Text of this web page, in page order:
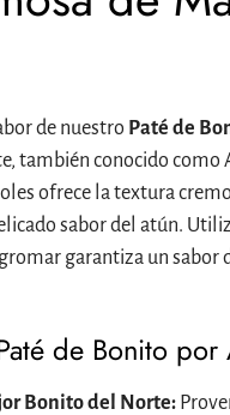
de nuestro Paté de
también conocido como
ofrece la textura
sabor del atún.
garantiza un sabor
de Bonito
Bonito del Norte: